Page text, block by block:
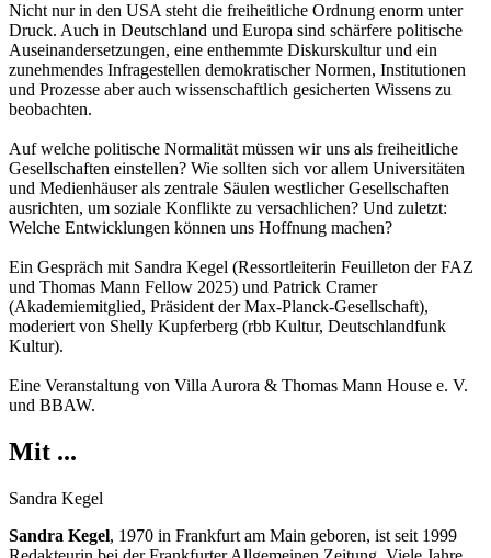
Nicht nur in den USA steht die freiheitliche Ordnung enorm unter
Druck. Auch in Deutschland und Europa sind schärfere politische
Auseinandersetzungen, eine enthemmte Diskurskultur und ein
zunehmendes Infragestellen demokratischer Normen, Institutionen
und Prozesse aber auch wissenschaftlich gesicherten Wissens zu
beobachten.
Auf welche politische Normalität müssen wir uns als freiheitliche
Gesellschaften einstellen? Wie sollten sich vor allem Universitäten
und Medienhäuser als zentrale Säulen westlicher Gesellschaften
ausrichten, um soziale Konflikte zu versachlichen? Und zuletzt:
Welche Entwicklungen können uns Hoffnung machen?
Ein Gespräch mit Sandra Kegel (Ressortleiterin Feuilleton der FAZ
und Thomas Mann Fellow 2025) und Patrick Cramer
(Akademiemitglied, Präsident der Max-Planck-Gesellschaft),
moderiert von Shelly Kupferberg (rbb Kultur, Deutschlandfunk
Kultur).
Eine Veranstaltung von Villa Aurora & Thomas Mann House e. V.
und BBAW.
Mit ...
Sandra Kegel
Sandra Kegel, 1970 in Frankfurt am Main geboren, ist seit 1999